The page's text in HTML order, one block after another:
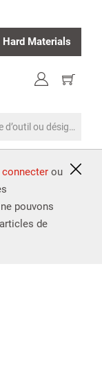
Hard Materials
Afficher
le
ou désignation
ou
pouvons
de